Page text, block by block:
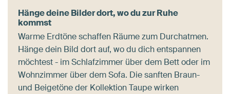
Hänge deine Bilder dort, wo du zur Ruhe
kommst
Warme Erdtöne schaffen Räume zum Durchatmen.
Hänge dein Bild dort auf, wo du dich entspannen
möchtest - im Schlafzimmer über dem Bett oder im
Wohnzimmer über dem Sofa. Die sanften Braun-
und Beigetöne der Kollektion Taupe wirken